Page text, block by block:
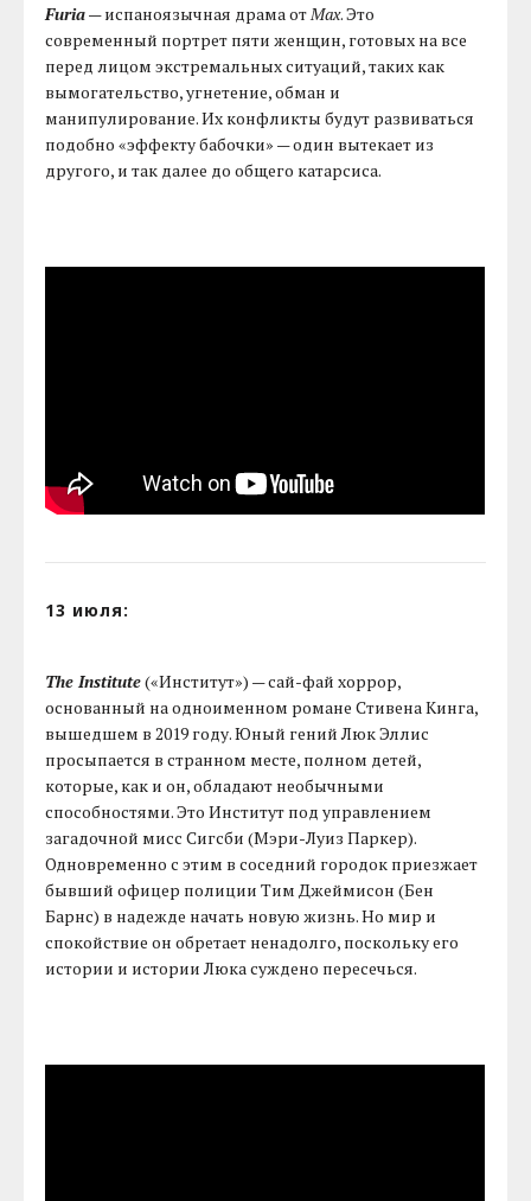
Furia— испаноязычная драма от Max. Это
современный портрет пяти женщин, готовых на все
перед лицом экстремальных ситуаций, таких как
вымогательство, угнетение, обман и
манипулирование. Их конфликты будут развиваться
подобно «эффекту бабочки» — один вытекает из
другого, и так далее до общего катарсиса.
13 июля:
The Institute(«Институт») — сай-фай хоррор,
основанный на одноименном романе Стивена Кинга,
вышедшем в 2019 году. Юный гений Люк Эллис
просыпается в странном месте, полном детей,
которые, как и он, обладают необычными
способностями. Это Институт под управлением
загадочной мисс Сигсби (Мэри-Луиз Паркер).
Одновременно с этим в соседний городок приезжает
бывший офицер полиции Тим Джеймисон (Бен
Барнс) в надежде начать новую жизнь. Но мир и
спокойствие он обретает ненадолго, поскольку его
истории и истории Люка суждено пересечься.